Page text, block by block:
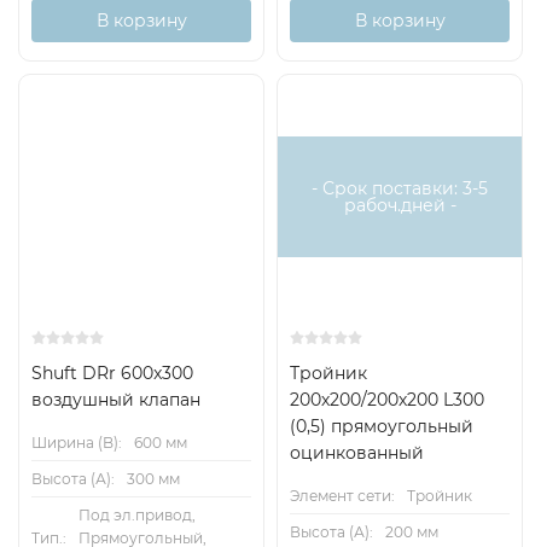
В корзину В корзину
Shuft DRr 600x300
воздушный клапан
Ширина (B):
600 мм
Высота (А):
300 мм
Тип.:
Под эл.привод,
Прямоугольный,
- Срок поставки: 3-5
рабоч.дней -
Тройник
200х200/200х200 L300
(0,5) прямоугольный
оцинкованный
Элемент сети:
Тройник
Высота (А):
200 мм